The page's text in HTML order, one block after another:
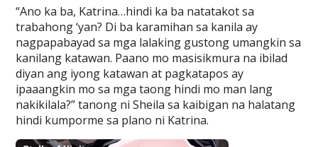
“Ano ka ba, Katrina…hindi ka ba natatakot sa
trabahong ‘yan? Di ba karamihan sa kanila ay
nagpapabayad sa mga lalaking gustong umangkin sa
kanilang katawan. Paano mo masisikmura na ibilad
diyan ang iyong katawan at pagkatapos ay
ipaaangkin mo sa mga taong hindi mo man lang
nakikilala?” tanong ni Sheila sa kaibigan na halatang
hindi kumporme sa plano ni Katrina.